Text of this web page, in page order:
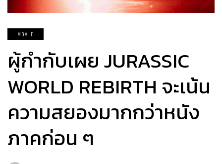
MOVIE
ผู้กำกับเผย JURASSIC
WORLD REBIRTH จะเน้น
ความสยองมากกว่าหนัง
ภาคก่อน ๆ